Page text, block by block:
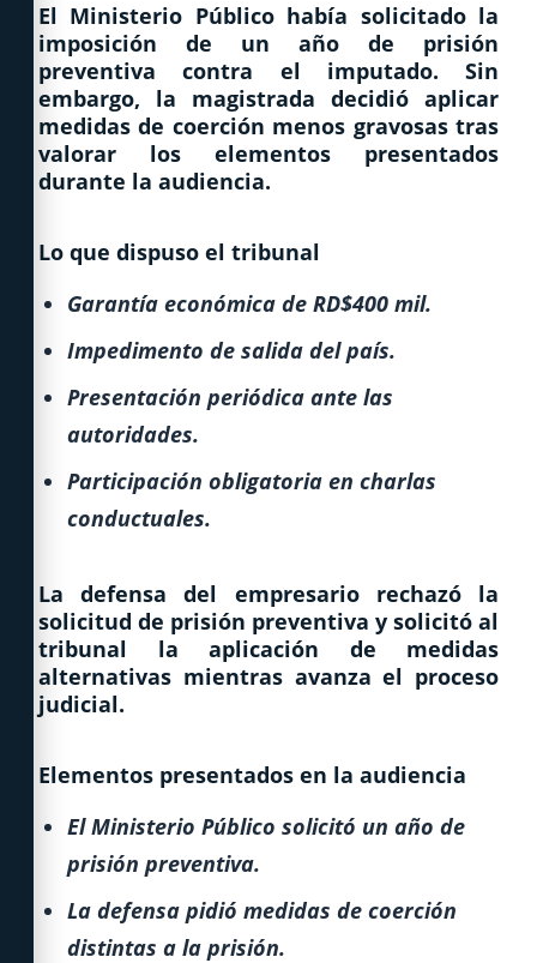
El Ministerio Público había solicitado la
imposición de un año de prisión
preventiva contra el imputado. Sin
embargo, la magistrada decidió aplicar
medidas de coerción menos gravosas tras
valorar los elementos presentados
durante la audiencia.
Lo que dispuso el tribunal
Garantía económica de RD$400 mil.
Impedimento de salida del país.
Presentación periódica ante las
autoridades.
Participación obligatoria en charlas
conductuales.
La defensa del empresario rechazó la
solicitud de prisión preventiva y solicitó al
tribunal la aplicación de medidas
alternativas mientras avanza el proceso
judicial.
Elementos presentados en la audiencia
El Ministerio Público solicitó un año de
prisión preventiva.
La defensa pidió medidas de coerción
distintas a la prisión.